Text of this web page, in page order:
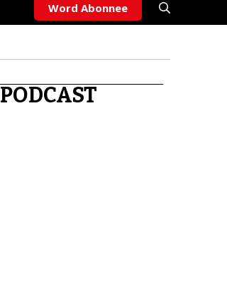
Word Abonnee
PODCAST